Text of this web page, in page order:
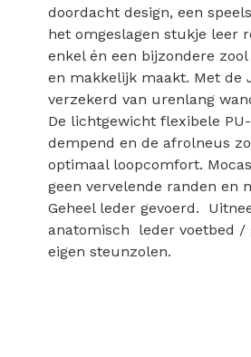
doordacht design, een
het omgeslagen stukje leer
enkel én een bijzondere
en makkelijk maakt. Met de
verzekerd van urenlang
De lichtgewicht flexibele
dempend en de afrolneus
optimaal loopcomfort.
geen vervelende randen en
Geheel leder gevoerd.
anatomisch leder voetbed /
eigen steunzolen.